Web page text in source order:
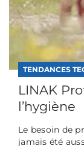
TENDANCES
LINAK
l’hygiène
Le besoin de
jamais été